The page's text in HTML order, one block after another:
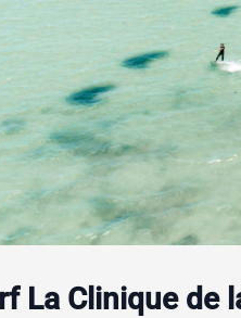
La Clinique de